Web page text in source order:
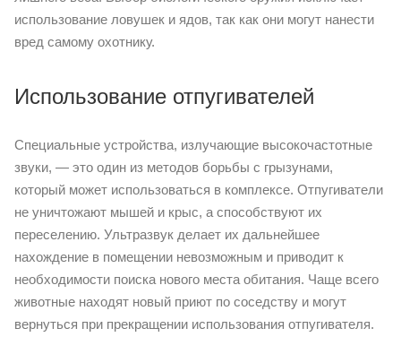
использование ловушек и ядов, так как они могут нанести
вред самому охотнику.
Использование отпугивателей
Специальные устройства, излучающие высокочастотные
звуки, — это один из методов борьбы с грызунами,
который может использоваться в комплексе. Отпугиватели
не уничтожают мышей и крыс, а способствуют их
переселению. Ультразвук делает их дальнейшее
нахождение в помещении невозможным и приводит к
необходимости поиска нового места обитания. Чаще всего
животные находят новый приют по соседству и могут
вернуться при прекращении использования отпугивателя.